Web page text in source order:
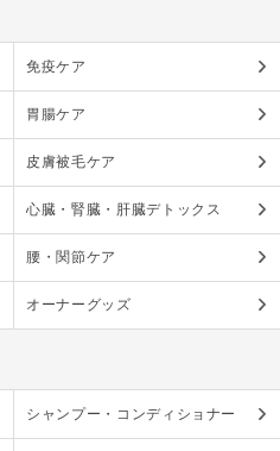
免疫ケア
胃腸ケア
皮膚被毛ケア
心臓・腎臓・肝臓デトックス
腰・関節ケア
オーナーグッズ
シャンプー・コンディショナー